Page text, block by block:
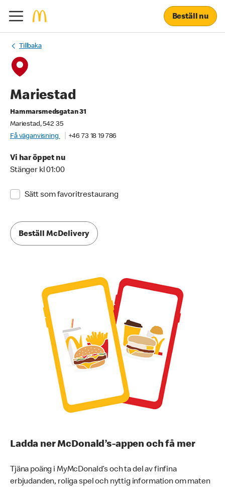
Beställ nu
Tillbaka
Mariestad
Hammarsmedsgatan 31
Mariestad, 542 35
Få väganvisning
+46 73 18 19 786
Vi har öppet nu
Stänger kl 01:00
Sätt som favoritrestaurang
Beställ McDelivery
Ladda ner McDonald’s-appen och få mer
Tjäna poäng i MyMcDonald’s och ta del av finfina
erbjudanden, roliga spel och nyttig information om maten